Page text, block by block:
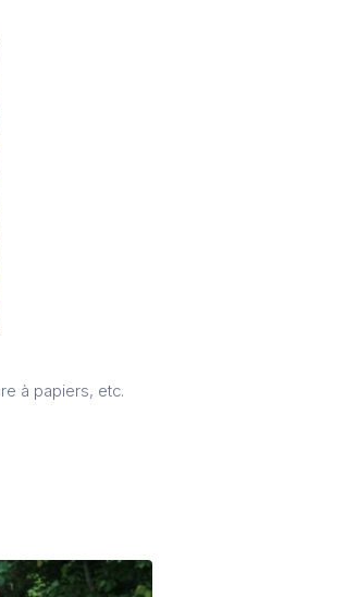
à papiers, etc.